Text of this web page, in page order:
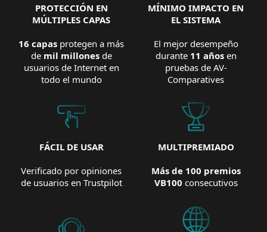
PROTECCIÓN EN
MÚLTIPLES CAPAS
16 capas protegen a más
de mil millonesde
usuarios de Internet en
todo el mundo
MÍNIMO IMPACTO EN
EL SISTEMA
El mejor desempeño
durante 11 añosen
pruebas de AV-
Comparatives
FÁCIL DE USAR
Verificado por opiniones
de usuarios en Trustpilot
MULTIPREMIADO
Más de 100 premios
VB100 consecutivos